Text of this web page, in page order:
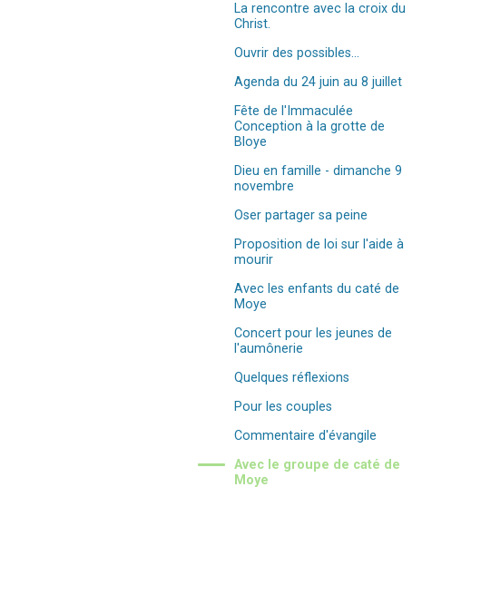
La rencontre avec la croix du
Christ.
Ouvrir des possibles…
Agenda du 24 juin au 8 juillet
Fête de l'Immaculée
Conception à la grotte de
Bloye
Dieu en famille - dimanche 9
novembre
Oser partager sa peine
Proposition de loi sur l'aide à
mourir
Avec les enfants du caté de
Moye
Concert pour les jeunes de
l'aumônerie
Quelques réflexions
Pour les couples
Commentaire d'évangile
Avec le groupe de caté de
Moye